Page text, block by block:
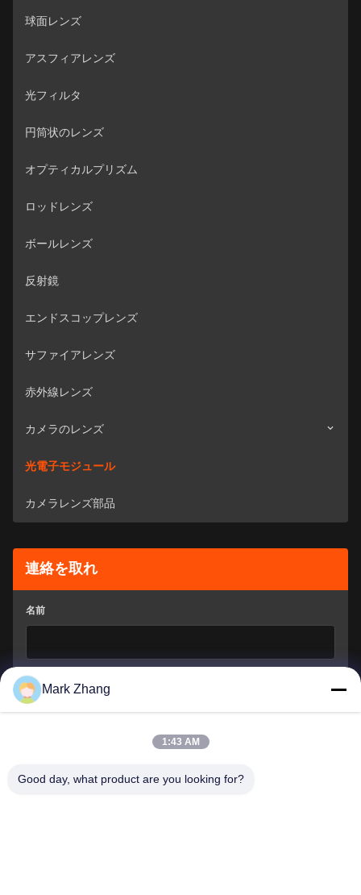
球面レンズ
アスフィアレンズ
光フィルタ
円筒状のレンズ
オプティカルプリズム
ロッドレンズ
ボールレンズ
反射鏡
エンドスコップレンズ
サファイアレンズ
赤外線レンズ
カメラのレンズ
監視カメラ
車のカメラ
光電子モジュール
カメラレンズ部品
連絡を取れ
名前
会社のメールアドレス
Mark Zhang
1:43 AM
Good day, what product are you looking for?